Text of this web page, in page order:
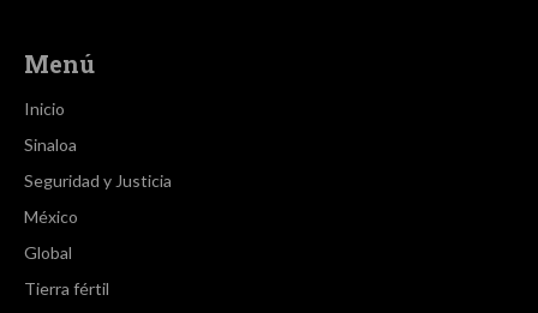
Menú
Inicio
Sinaloa
Seguridad y Justicia
México
Global
Tierra fértil